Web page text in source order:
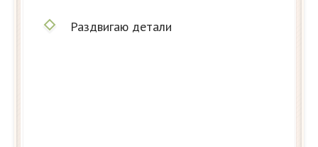
Раздвигаю детали